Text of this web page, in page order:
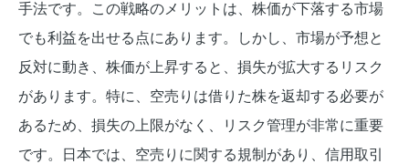
手法です。この戦略のメリットは、株価が下落する市場
でも利益を出せる点にあります。しかし、市場が予想と
反対に動き、株価が上昇すると、損失が拡大するリスク
があります。特に、空売りは借りた株を返却する必要が
あるため、損失の上限がなく、リスク管理が非常に重要
です。日本では、空売りに関する規制があり、信用取引